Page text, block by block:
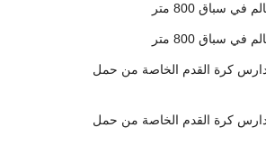
سباق 800 متر
سباق 800 متر
كرة القدم الخاصة من حمل
كرة القدم الخاصة من حمل